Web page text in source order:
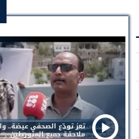
تعز تودّع الصحفي عيضة..
ملاحقة جميع المتورطين